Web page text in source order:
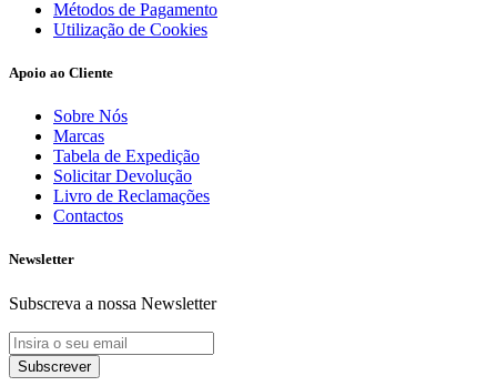
Métodos de Pagamento
Utilização de Cookies
Apoio ao Cliente
Sobre Nós
Marcas
Tabela de Expedição
Solicitar Devolução
Livro de Reclamações
Contactos
Newsletter
Subscreva a nossa Newsletter
Subscrever